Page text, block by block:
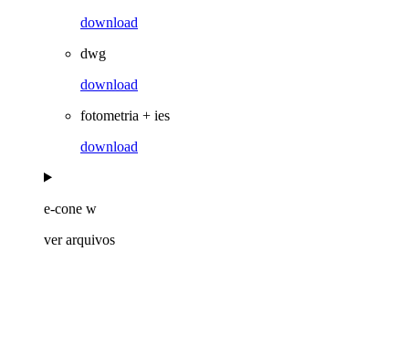
download
dwg
download
fotometria + ies
download
e-cone w
ver arquivos